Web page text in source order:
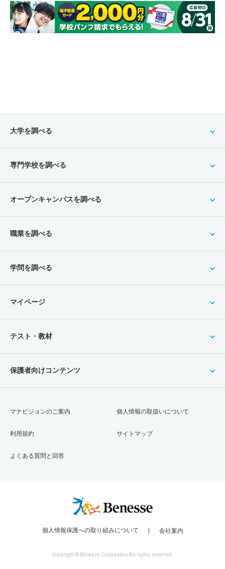
大学を調べる
専門学校を調べる
オープンキャンパスを調べる
職業を調べる
学問を調べる
マイページ
テスト・教材
保護者向けコンテンツ
マナビジョンのご案内
利用規約
よくある質問と回答
個人情報の取扱いについて
サイトマップ
個人情報保護への取り組みについて 会社案内
Copyright © Benesse Corporation All rights reserved.